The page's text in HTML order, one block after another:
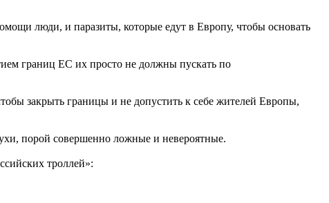
люди, и паразиты, которые едут в Европу, чтобы основать
границ ЕС их просто не должны пускать по
закрыть границы и не допустить к себе жителей Европы,
порой совершенно ложные и невероятные.
троллей»: